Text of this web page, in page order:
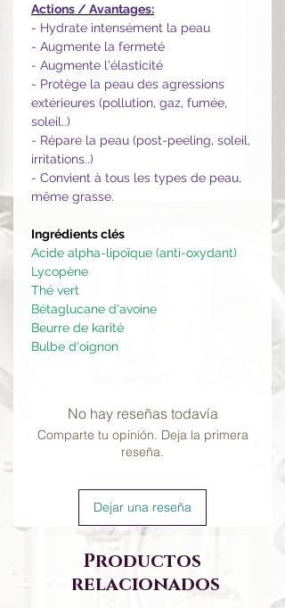
Actions / Avantages:
- Hydrate intensément la peau
- Augmente la fermeté
- Augmente l'élasticité
- Protège la peau des agressions
extérieures (pollution, gaz, fumée,
soleil..)
- Répare la peau (post-peeling, soleil,
irritations..)
- Convient à tous les types de peau,
même grasse.
Ingrédients clés
Acide alpha-lipoïque (anti-oxydant)
Lycopène
Thé vert
Bétaglucane d'avoine
Beurre de karité
Bulbe d'oignon
No hay reseñas todavía
Comparte tu opinión. Deja la primera
reseña.
Dejar una reseña
Productos
relacionados